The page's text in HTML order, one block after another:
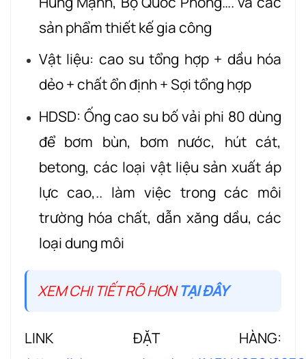
sản phẩm thiết kế gia công
Vật liệu: cao su tổng hợp + dầu hóa
dẻo + chất ổn định + Sợi tổng hợp
HDSD: Ống cao su bố vải phi 80 dùng
để bơm bùn, bơm nước, hút cát,
betong, các loại vật liệu sản xuất áp
lực cao,.. làm việc trong các môi
trường hóa chất, dẫn xăng dầu, các
loại dung môi
XEM CHI TIẾT RÕ HƠNTẠI ĐÂY
LINK ĐẶT HÀNG: